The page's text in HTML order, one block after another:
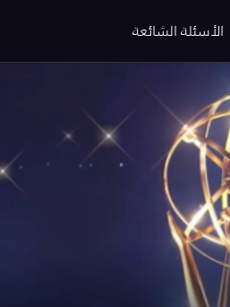
الأسئلة الشائعة